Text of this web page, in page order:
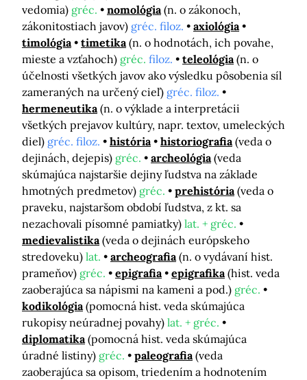
vedomia) gréc. nomológia (n. o zákonoch,
zákonitostiach javov) gréc. filoz.
axiológia
timológia
timetika (n. o hodnotách, ich povahe,
mieste a vzťahoch) gréc. filoz. teleológia (n. o
účelnosti všetkých javov ako výsledku pôsobenia síl
zameraných na určený cieľ) gréc. filoz.
hermeneutika (n. o výklade a interpretácii
všetkých prejavov kultúry, napr. textov, umeleckých
diel) gréc. filoz. história historiografia (veda o
dejinách, dejepis) gréc. archeológia (veda
skúmajúca najstaršie dejiny ľudstva na základe
hmotných predmetov) gréc. prehistória (veda o
praveku, najstaršom období ľudstva, z kt. sa
nezachovali písomné pamiatky) lat. + gréc.
medievalistika (veda o dejinách európskeho
stredoveku) lat. archeografia (n. o vydávaní hist.
prameňov) gréc. epigrafia epigrafika (hist. veda
zaoberajúca sa nápismi na kameni a pod.) gréc.
kodikológia (pomocná hist. veda skúmajúca
rukopisy neúradnej povahy) lat. + gréc.
diplomatika (pomocná hist. veda skúmajúca
úradné listiny) gréc. paleografia (veda
zaoberajúca sa opisom, triedením a hodnotením